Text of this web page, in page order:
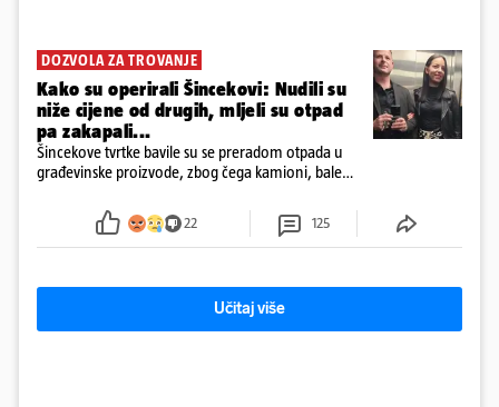
DOZVOLA ZA TROVANJE
Kako su operirali Šincekovi: Nudili su
niže cijene od drugih, mljeli su otpad
pa zakapali...
Šincekove tvrtke bavile su se preradom otpada u
građevinske proizvode, zbog čega kamioni, bale
22 125
Učitaj više